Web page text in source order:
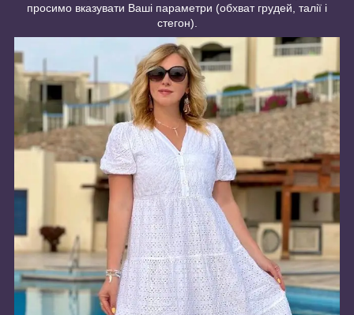
просимо вказувати Ваші параметри (обхват грудей, талії і
стегон).